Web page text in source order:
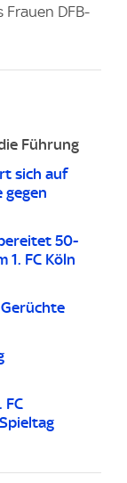
Frauen DFB-
Führung
sich auf
gegen
50-
1. FC Köln
FC